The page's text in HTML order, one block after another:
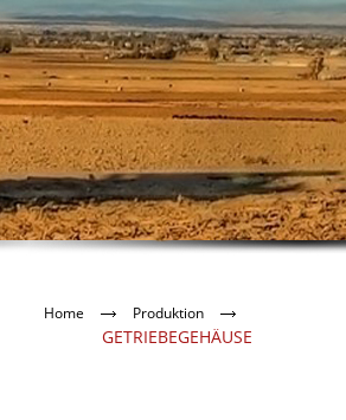
Home Produktion
GETRIEBEGEHÄUSE